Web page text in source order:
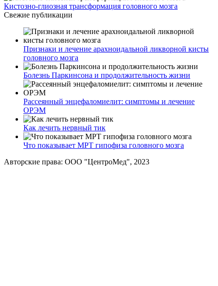
Кистозно-глиозная трансформация головного мозга
Свежие публикации
Признаки и лечение арахноидальной ликворной кисты
головного мозга
Болезнь Паркинсона и продолжительность жизни
Рассеянный энцефаломиелит: симптомы и лечение
ОРЭМ
Как лечить нервный тик
Что показывает МРТ гипофиза головного мозга
Авторские права: ООО "ЦентроМед", 2023